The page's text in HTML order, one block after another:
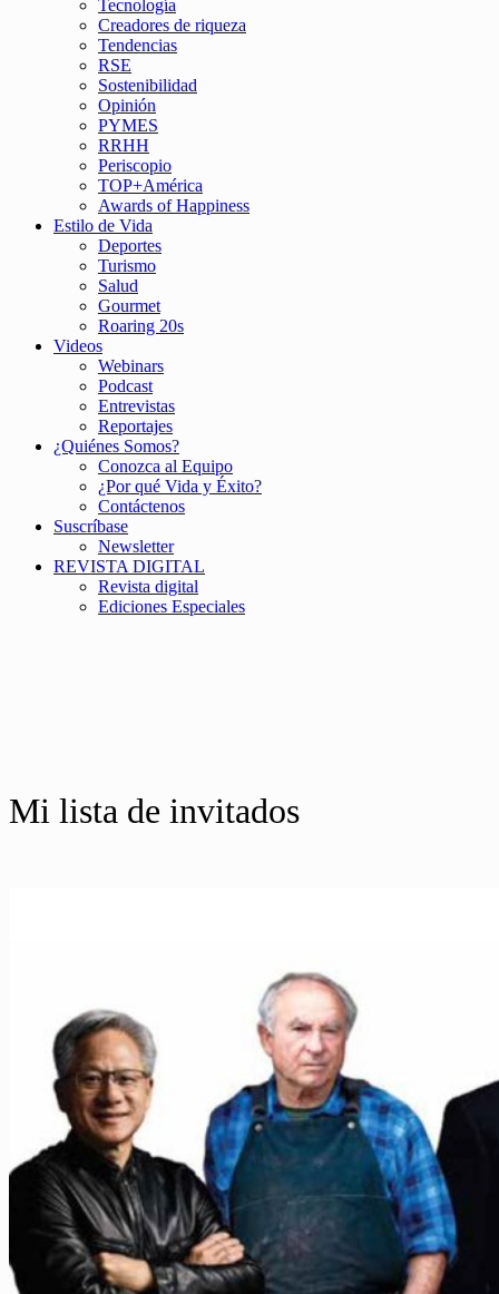
Tecnología
Creadores de riqueza
Tendencias
RSE
Sostenibilidad
Opinión
PYMES
RRHH
Periscopio
TOP+América
Awards of Happiness
Estilo de Vida
Deportes
Turismo
Salud
Gourmet
Roaring 20s
Videos
Webinars
Podcast
Entrevistas
Reportajes
¿Quiénes Somos?
Conozca al Equipo
¿Por qué Vida y Éxito?
Contáctenos
Suscríbase
Newsletter
REVISTA DIGITAL
Revista digital
Ediciones Especiales
Mi lista de invitados